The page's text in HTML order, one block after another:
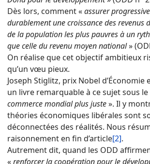
Dès lors, comment «assurer
durablement une croissance des revenus
de la population les plus pauvres à un
que celle du revenu moyen national»
On réalise que cet objectif ambitieux
qu’un vœu pieux.
Joseph Stiglitz, prix Nobel d’Économie
un livre remarquable à ce sujet sous
commerce mondial plus juste». Il y
théories économiques libérales sont
déconnectées des réalités. Nous
raisonnement en fin d’article[2].
Autrement dit, quand les ODD
«renforcer la coopération pour le